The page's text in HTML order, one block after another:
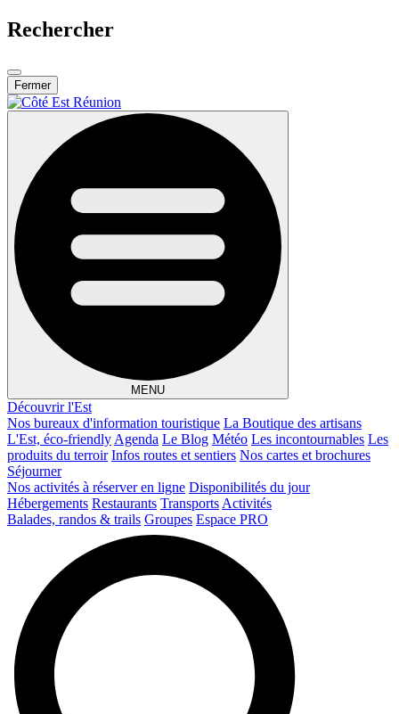
Rechercher
Fermer
MENU
Découvrir l'Est
Nos bureaux d'information touristique La Boutique des artisans
L'Est, éco-friendly Agenda Le Blog Météo Les incontournables Les
produits du terroir Infos routes et sentiers Nos cartes et brochures
Séjourner
Nos activités à réserver en ligne Disponibilités du jour
Hébergements Restaurants Transports Activités
Balades, randos & trails Groupes Espace PRO